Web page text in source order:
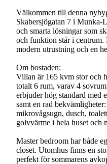
Välkommen till denna
Skabersjögatan 7 i Munka-
och smarta lösningar som
och funktion står i centrum.
modern utrustning och en
Om bostaden:
Villan är 165 kvm stor och
totalt 6 rum, varav 4
erbjuder hög standard med
samt en rad
mikrovågsugn, dusch,
golvvärme i hela huset och
Master bedroom har både
closet. Utomhus finns en
perfekt för sommarens